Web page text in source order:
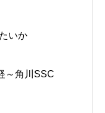
いか
～角川SSC